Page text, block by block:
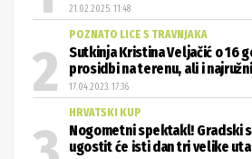
21.02.2025. 11:48
POZNATO LICE S TRAVNJAKA
Sutkinja Kristina Veljačić o 16
prosidbi na terenu, ali i
17.04.2023. 17:36
HRVATSKI KUP
Nogometni spektakl! Gradski
ugostit će isti dan tri velike